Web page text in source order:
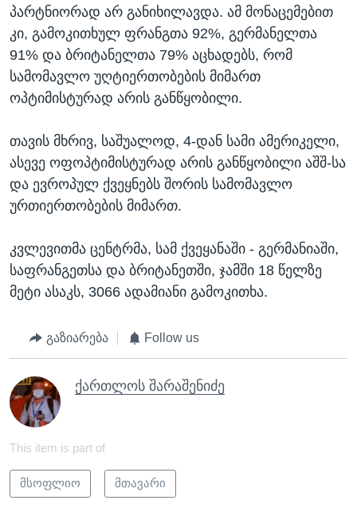
პარტნიორად არ განიხილავდა. ამ მონაცემებით
კი, გამოკითხულ ფრანგთა 92%, გერმანელთა
91% და ბრიტანელთა 79% აცხადებს, რომ
სამომავლო უღტიერთობების მიმართ
ოპტიმისტურად არის განწყობილი.
თავის მხრივ, საშუალოდ, 4-დან სამი ამერიკელი,
ასევე ოფოპტიმისტურად არის განწყობილი აშშ-სა
და ევროპულ ქვეყნებს შორის სამომავლო
ურთიერთობების მიმართ.
კვლევითმა ცენტრმა, სამ ქვეყანაში - გერმანიაში,
საფრანგეთსა და ბრიტანეთში, ჯამში 18 წელზე
მეტი ასაკს, 3066 ადამიანი გამოკითხა.
გაზიარება Follow us
ქართლოს შარაშენიძე
This item is part of
მსოფლიო მთავარი